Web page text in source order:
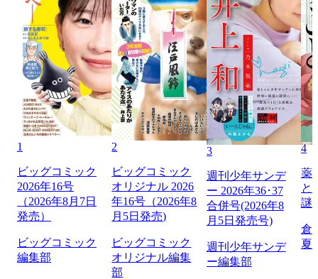
1
ビッグコミック
2026年16号
（2026年8月7日
発売）
ビッグコミック
編集部
2
ビッグコミック
オリジナル 2026
年16号（2026年8
月5日発売)
ビッグコミック
オリジナル編集
部
3
週刊少年サンデ
ー 2026年36･37
合併号(2026年8
月5日発売号)
週刊少年サンデ
ー編集部
4
薬
と
謎
倉
夏